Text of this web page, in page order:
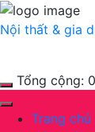
Nội thất & gia
Tổng cộng: 0
Trang chủ